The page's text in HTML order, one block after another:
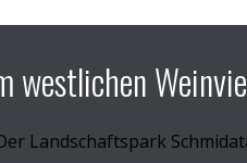
westlichen
Landschaftspark